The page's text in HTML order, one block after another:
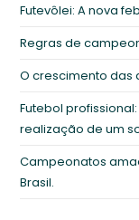
Futevôlei: A nova
Regras de
O crescimento das
Futebol
realização de um
Campeonatos
Brasil.